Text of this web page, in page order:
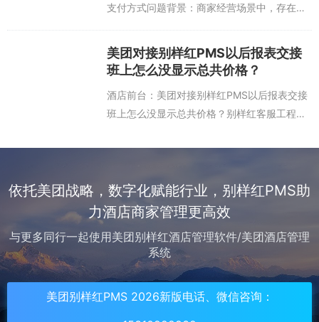
支付方式问题背景：商家经营场景中，存在会
景，不同商家对耦合场景有不同诉求，例如：
① 通过储值获得的高等级权益...
美团对接别样红PMS以后报表交接
班上怎么没显示总共价格？
酒店前台：美团对接别样红PMS以后报表交接
班上怎么没显示总共价格？别样红客服工程
的自动入账，这部分不是前台操作的，肯定就
依托美团战略，数字化赋能行业，别样红PMS助
力酒店商家管理更高效
与更多同行一起使用美团别样红酒店管理软件/美团酒店管理
系统
美团别样红PMS 2026新版电话、微信咨询：